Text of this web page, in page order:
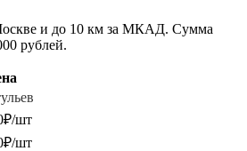
и до 10 км за МКАД. Сумма
рублей.
шт
шт